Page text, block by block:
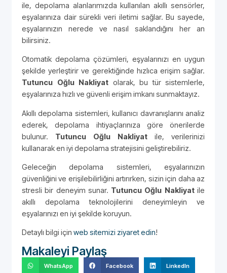
ile, depolama alanlarımızda kullanılan akıllı sensörler,
eşyalarınıza dair sürekli veri iletimi sağlar. Bu sayede,
eşyalarınızın nerede ve nasıl saklandığını her an
bilirsiniz.
Otomatik depolama çözümleri, eşyalarınızı en uygun
şekilde yerleştirir ve gerektiğinde hızlıca erişim sağlar.
Tutuncu Oğlu Nakliyat olarak, bu tür sistemlerle,
eşyalarınıza hızlı ve güvenli erişim imkanı sunmaktayız.
Akıllı depolama sistemleri, kullanıcı davranışlarını analiz
ederek, depolama ihtiyaçlarınıza göre önerilerde
bulunur. Tutuncu Oğlu Nakliyat ile, verilerinizi
kullanarak en iyi depolama stratejisini geliştirebiliriz.
Geleceğin depolama sistemleri, eşyalarınızın
güvenliğini ve erişilebilirliğini artırırken, sizin için daha az
stresli bir deneyim sunar. Tutuncu Oğlu Nakliyatile
akıllı depolama teknolojilerini deneyimleyin ve
eşyalarınızı en iyi şekilde koruyun.
Detaylı bilgi için web sitemizi ziyaret edin!
Makaleyi Paylaş
WhatsApp Facebook LinkedIn